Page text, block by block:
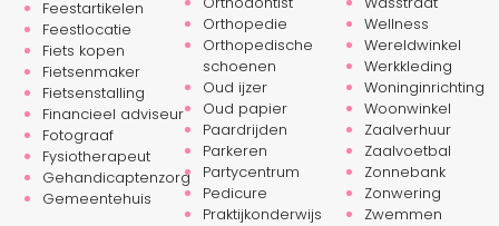
Feestartikelen
Feestlocatie
Fiets kopen
Fietsenmaker
Fietsenstalling
Financieel adviseur
Fotograaf
Fysiotherapeut
Gehandicaptenzorg
Gemeentehuis
Orthopedie
Orthopedische
schoenen
Oud ijzer
Oud papier
Paardrijden
Parkeren
Partycentrum
Pedicure
Praktijkonderwijs
Wellness
Wereldwinkel
Werkkleding
Woninginrichting
Woonwinkel
Zaalverhuur
Zaalvoetbal
Zonnebank
Zonwering
Zwemmen